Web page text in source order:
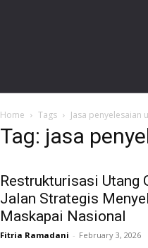
Home Tags Jasa penyelesaian
Tag: jasa
Restrukturisasi Utang
Jalan Strategis
Maskapai Nasional
Fitria Ramadani - February 3, 2026